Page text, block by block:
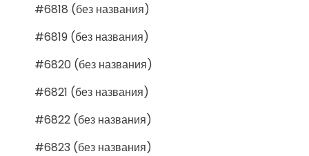
#6818 (без названия)
#6819 (без названия)
#6820 (без названия)
#6821 (без названия)
#6822 (без названия)
#6823 (без названия)